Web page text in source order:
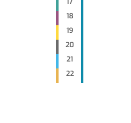
17
18
19
20
21
22